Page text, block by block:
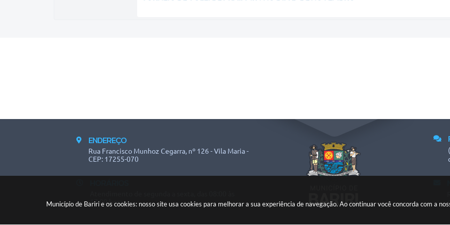
Município de Bariri e os cookies: nosso site usa cookies para melhorar a sua experiência de navegação. Ao continuar você concorda com a
ENDEREÇO
Rua Francisco Munhoz Cegarra, nº 126 - Vila Maria -
CEP: 17255-070
17:00 horas.